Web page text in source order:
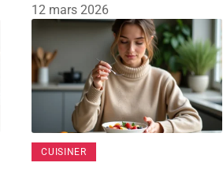
12 mars 2026
CUISINER